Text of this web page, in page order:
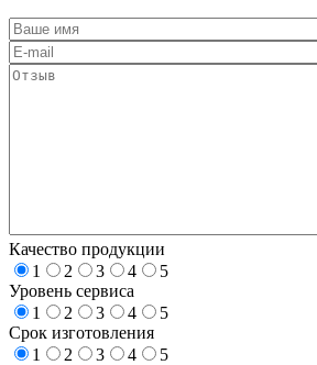
Качество продукции
1
2 3 4
5
Уровень сервиса
1
2 3 4
5
Срок изготовления
1
2 3 4
5